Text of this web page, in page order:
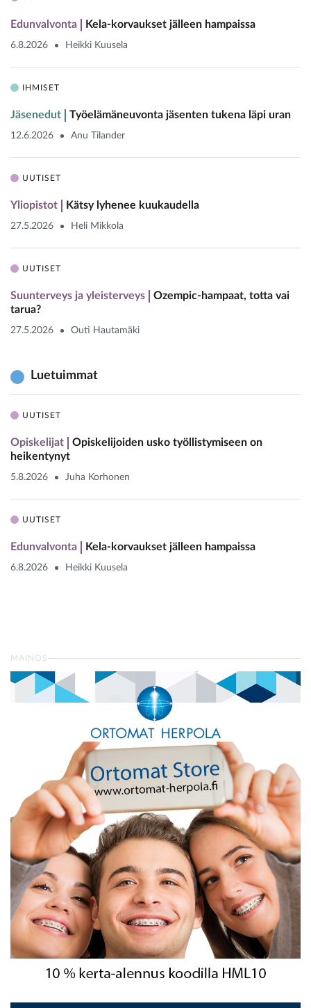
Edunvalvonta Kela-korvaukset jälleen hampaissa
6.8.2026 Heikki Kuusela
IHMISET
Jäsenedut Työelämäneuvonta jäsenten tukena läpi uran
12.6.2026 Anu Tilander
UUTISET
Yliopistot Kätsy lyhenee kuukaudella
27.5.2026 Heli Mikkola
UUTISET
Suunterveys ja yleisterveys
Ozempic-hampaat, totta vai
tarua?
27.5.2026 Outi Hautamäki
Luetuimmat
UUTISET
Opiskelijat
Opiskelijoiden usko työllistymiseen on
heikentynyt
5.8.2026 Juha Korhonen
UUTISET
Edunvalvonta Kela-korvaukset jälleen hampaissa
6.8.2026 Heikki Kuusela
MAINOS